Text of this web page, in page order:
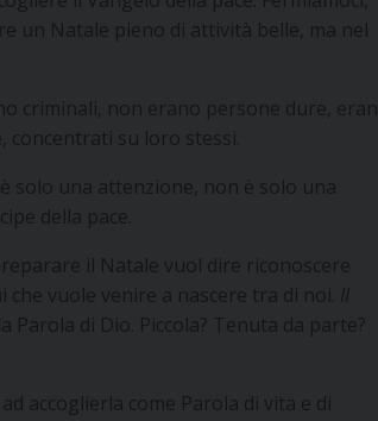
un Natale pieno di attività belle, ma nel
criminali, non erano persone dure, erano
su loro stessi.
solo una attenzione, non è solo una
della pace.
il Natale vuol dire riconoscere
vuole venire a nascere tra di noi.
accoglierla come Parola di vita e di